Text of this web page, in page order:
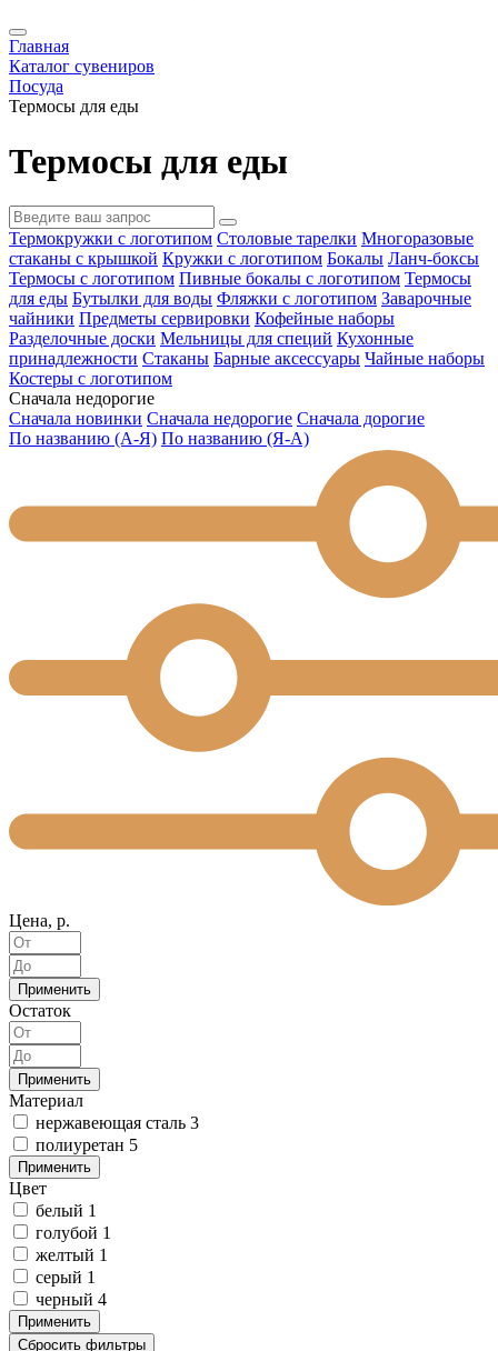
Главная
Каталог сувениров
Посуда
Термосы для еды
Термосы для еды
Термокружки с логотипом Столовые тарелки Многоразовые
стаканы с крышкой Кружки с логотипом Бокалы Ланч-боксы
Термосы с логотипом Пивные бокалы с логотипом Термосы
для еды Бутылки для воды Фляжки с логотипом Заварочные
чайники Предметы сервировки Кофейные наборы
Разделочные доски Мельницы для специй Кухонные
принадлежности Стаканы Барные аксессуары Чайные наборы
Костеры с логотипом
Сначала недорогие
Сначала новинки Сначала недорогие Сначала дорогие
По названию (А-Я) По названию (Я-А)
Цена, р.
Применить
Остаток
Применить
Материал
нержавеющая сталь 3
полиуретан 5
Применить
Цвет
белый 1
голубой 1
желтый 1
серый 1
черный 4
Применить
Сбросить фильтры